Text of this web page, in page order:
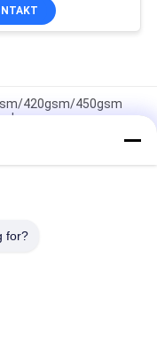
420gsm/450gsm
Fensterfilm PVC
verschiedene Farben
for?